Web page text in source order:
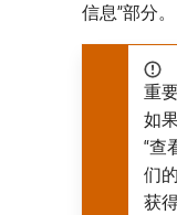
信息”部分。
重
如
“查
们
获